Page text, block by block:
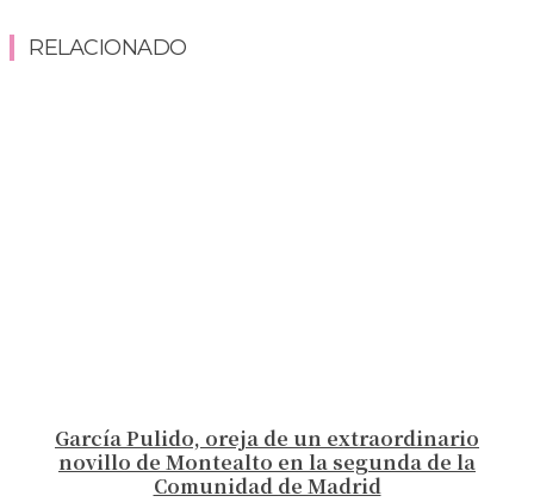
RELACIONADO
García Pulido, oreja de un extraordinario
novillo de Montealto en la segunda de la
Comunidad de Madrid